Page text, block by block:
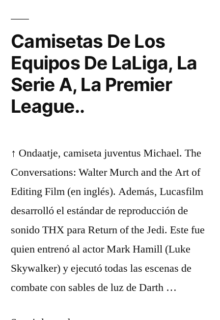
Camisetas De Los
Equipos De LaLiga, La
Serie A, La Premier
League..
↑ Ondaatje, camiseta juventus Michael. The
Conversations: Walter Murch and the Art of
Editing Film (en inglés). Además, Lucasfilm
desarrolló el estándar de reproducción de
sonido THX para Return of the Jedi. Este fue
quien entrenó al actor Mark Hamill (Luke
Skywalker) y ejecutó todas las escenas de
combate con sables de luz de Darth …